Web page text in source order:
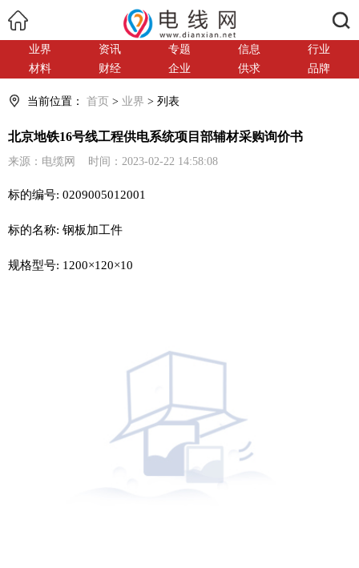
业界 资讯 专题 信息
行业
材料
财经 企业 供求 品牌
当前位置： 首页 > 业界 > 列表
北京地铁16号线工程供电系统项目部辅材采购询价书
来源：电缆网 时间：2023-02-22 14:58:08
标的编号: 0209005012001
标的名称: 钢板加工件
规格型号: 1200×120×10